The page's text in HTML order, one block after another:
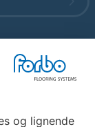
og lignende